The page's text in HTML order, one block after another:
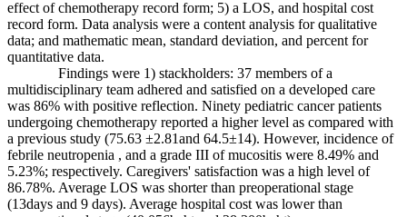
effect of chemotherapy record form; 5) a LOS, and hospital cost
record form. Data analysis were a content analysis for qualitative
data; and mathematic mean, standard deviation, and percent for
quantitative data.
Findings were 1) stackholders: 37 members of a
multidisciplinary team adhered and satisfied on a developed care
was 86% with positive reflection. Ninety pediatric cancer patients
undergoing chemotherapy reported a higher level as compared with
a previous study (75.63 ±2.81and 64.5±14). However, incidence of
febrile neutropenia , and a grade III of mucositis were 8.49% and
5.23%; respectively. Caregivers' satisfaction was a high level of
86.78%. Average LOS was shorter than preoperational stage
(13days and 9 days). Average hospital cost was lower than